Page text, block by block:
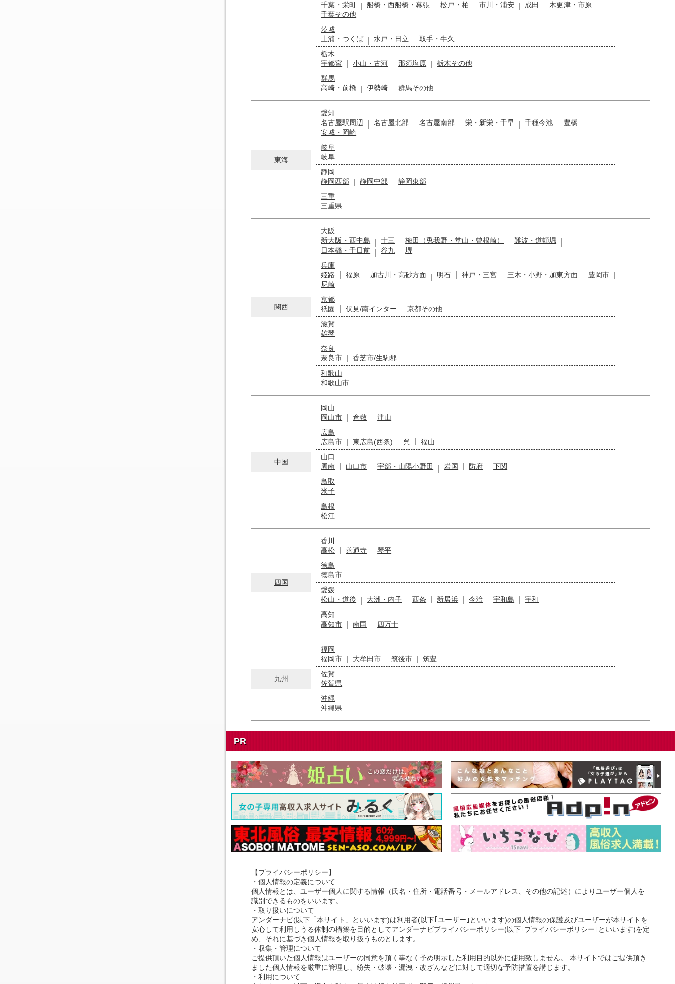
千葉・栄町
船橋・西船橋・幕張 松戸・柏 市川・浦安 成田
木更津・市原
千葉その他
茨城
土浦・つくば
水戸・日立
取手・牛久
栃木
宇都宮
小山・古河 那須塩原
栃木その他
群馬
高崎・前橋
伊勢崎 群馬その他
東海
愛知
名古屋駅周辺
名古屋北部 名古屋南部 栄・新栄・千早 千種今池
豊橋
安城・岡崎
岐阜
岐阜
静岡
静岡西部
静岡中部
静岡東部
三重
三重県
関西
大阪
新大阪・西中島
十三 梅田（兎我野・堂山・曾根崎）
難波・道頓堀
日本橋・千日前
谷九
堺
兵庫
姫路
福原 加古川・高砂方面 明石 神戸・三宮 三木・小野・加東方面
豊岡市
尼崎
京都
祇園
伏見/南インター
京都その他
滋賀
雄琴
奈良
奈良市
香芝市/生駒郡
和歌山
和歌山市
中国
岡山
岡山市
倉敷
津山
広島
広島市
東広島(西条) 呉
福山
山口
周南
山口市 宇部・山陽小野田 岩国 防府
下関
鳥取
米子
島根
松江
四国
香川
高松
善通寺
琴平
徳島
徳島市
愛媛
松山・道後
大洲・内子 西条 新居浜 今治 宇和島
宇和
高知
高知市
南国 四万十
九州
福岡
福岡市
大牟田市 筑後市
筑豊
佐賀
佐賀県
沖縄
沖縄県
PR
【プライバシーポリシー】
・個人情報の定義について
個人情報とは、ユーザー個人に関する情報（氏名・住所・電話番号・メールアドレス、その他の記述）によりユーザー個人を
識別できるものをいいます。
・取り扱いについて
アンダーナビ(以下「本サイト」といいます)は利用者(以下｢ユーザー｣といいます)の個人情報の保護及びユーザーが本サイトを
安心して利用しうる体制の構築を目的としてアンダーナビプライバシーポリシー(以下｢プライバシーポリシー｣といいます)を定
め、それに基づき個人情報を取り扱うものとします。
・収集・管理について
ご提供頂いた個人情報はユーザーの同意を頂く事なく予め明示した利用目的以外に使用致しません。 本サイトではご提供頂き
ました個人情報を厳重に管理し、紛失・破壊・漏洩・改ざんなどに対して適切な予防措置を講じます。
・利用について